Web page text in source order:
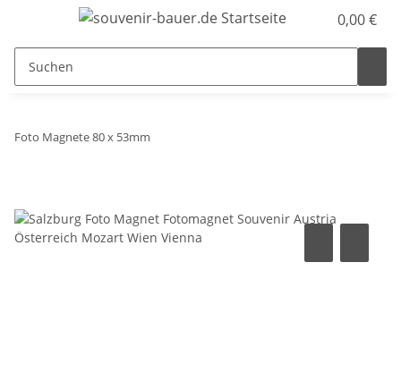
0,00 €
Foto Magnete 80 x 53mm